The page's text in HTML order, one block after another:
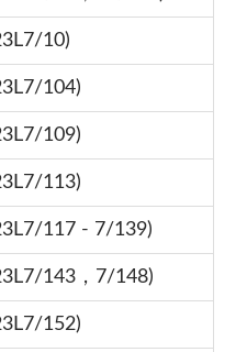
10)
104)
109)
113)
117 - 7/139)
143，7/148)
152)